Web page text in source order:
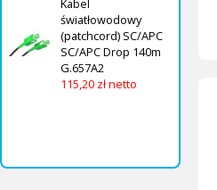
Kabel
światłowodowy
(patchcord) SC/APC
SC/APC Drop 140m
G.657A2
115,20 zł netto